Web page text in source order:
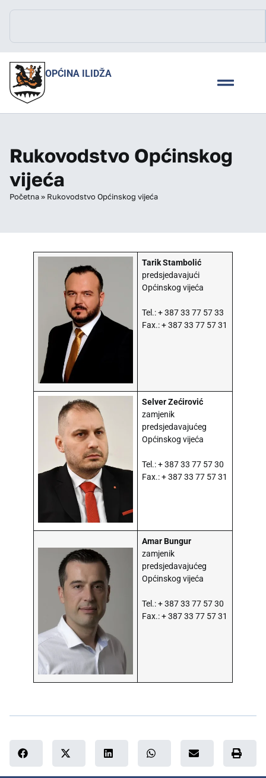
OPĆINA ILIDŽA
Rukovodstvo Općinskog
vijeća
Početna» Rukovodstvo Općinskog vijeća
Tarik Stambolić
predsjedavajući
Općinskog vijeća
Tel.: + 387 33 77 57 33
Fax.: + 387 33 77 57 31
Selver Zećirović
zamjenik
predsjedavajućeg
Općinskog vijeća
Tel.: + 387 33 77 57 30
Fax.: + 387 33 77 57 31
Amar Bungur
zamjenik
predsjedavajućeg
Općinskog vijeća
Tel.: + 387 33 77 57 30
Fax.: + 387 33 77 57 31